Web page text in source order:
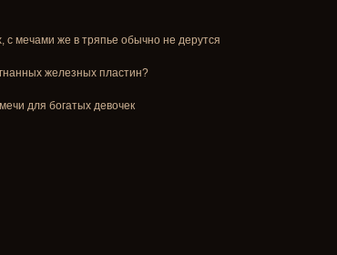
с мечами же в тряпье обычно не дерутся
железных пластин?
для богатых девочек